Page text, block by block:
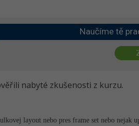
Naučíme tě
nabyté zkušenosti z kurzu.
layout nebo pres frame set nebo nejak